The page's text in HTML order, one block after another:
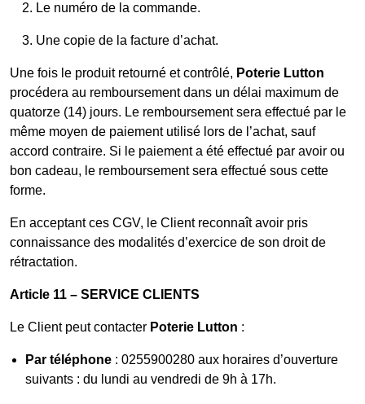
Le numéro de la commande.
Une copie de la facture d’achat.
Une fois le produit retourné et contrôlé, Poterie Lutton
procédera au remboursement dans un délai maximum de
quatorze (14) jours. Le remboursement sera effectué par le
même moyen de paiement utilisé lors de l’achat, sauf
accord contraire. Si le paiement a été effectué par avoir ou
bon cadeau, le remboursement sera effectué sous cette
forme.
En acceptant ces CGV, le Client reconnaît avoir pris
connaissance des modalités d’exercice de son droit de
rétractation.
Article 11 – SERVICE CLIENTS
Le Client peut contacter Poterie Lutton :
Par téléphone : 0255900280 aux horaires d’ouverture
suivants : du lundi au vendredi de 9h à 17h.